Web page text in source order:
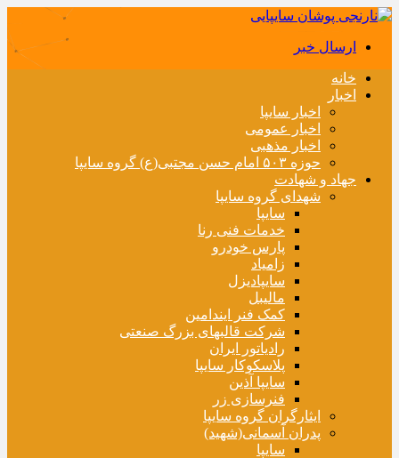
ارسال خبر
خانه
اخبار
اخبار سایپا
اخبار عمومی
اخبار مذهبی
حوزه ۵۰۳ امام حسن مجتبی(ع) گروه سایپا
جهاد و شهادت
شهدای گروه سایپا
سایپا
خدمات فنی رنا
پارس خودرو
زامیاد
سایپادیزل
مالیبل
کمک فنر ایندامین
شرکت قالبهای بزرگ صنعتی
رادیاتور ایران
پلاسکوکار سایپا
سایپا آذین
فنرسازی زر
ایثارگران گروه سایپا
پدران آسمانی(شهید)
سایپا